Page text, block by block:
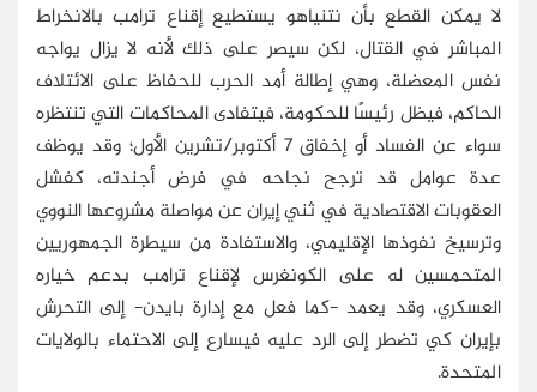
لا يمكن القطع بأن نتنياهو يستطيع إقناع ترامب بالانخراط
المباشر في القتال، لكن سيصر على ذلك لأنه لا يزال يواجه
نفس المعضلة، وهي إطالة أمد الحرب للحفاظ على الائتلاف
الحاكم، فيظل رئيسًا للحكومة، فيتفادى المحاكمات التي تنتظره
سواء عن الفساد أو إخفاق 7 أكتوبر/تشرين الأول؛ وقد يوظف
عدة عوامل قد ترجح نجاحه في فرض أجندته، كفشل
العقوبات الاقتصادية في ثني إيران عن مواصلة مشروعها النووي
وترسيخ نفوذها الإقليمي، والاستفادة من سيطرة الجمهوريين
المتحمسين له على الكونغرس لإقناع ترامب بدعم خياره
العسكري، وقد يعمد -كما فعل مع إدارة بايدن- إلى التحرش
بإيران كي تضطر إلى الرد عليه فيسارع إلى الاحتماء بالولايات
المتحدة.